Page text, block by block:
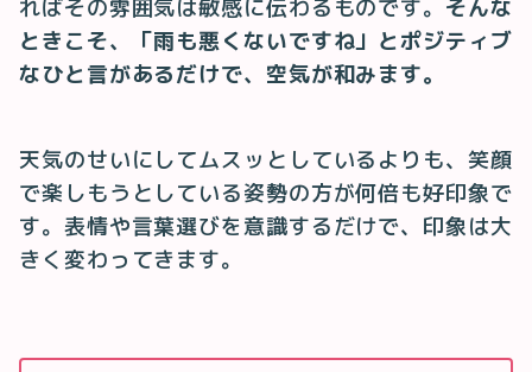
ればその雰囲気は敏感に伝わるものです。 そんな
ときこそ、「雨も悪くないですね」とポジティブ
なひと言があるだけで、空気が和みます。
天気のせいにしてムスッとしているよりも、笑顔
で楽しもうとしている姿勢の方が何倍も好印象で
す。表情や言葉選びを意識するだけで、印象は大
きく変わってきます。